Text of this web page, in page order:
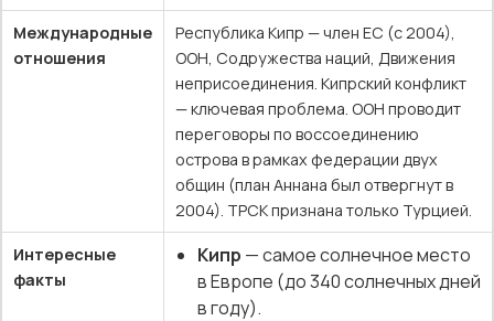
Международные
отношения
Республика Кипр — член ЕС (с 2004),
ООН, Содружества наций, Движения
неприсоединения. Кипрский конфликт
— ключевая проблема. ООН проводит
переговоры по воссоединению
острова в рамках федерации двух
общин (план Аннана был отвергнут в
2004). ТРСК признана только Турцией.
Интересные
факты
Кипр — самое солнечное место
в Европе (до 340 солнечных дней
в году).